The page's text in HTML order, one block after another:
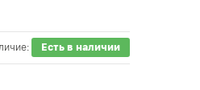
Есть в наличии